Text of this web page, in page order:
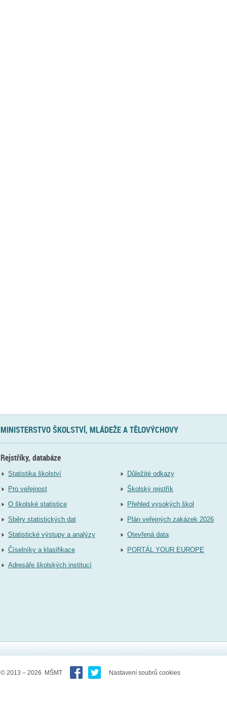
MINISTERSTVO ŠKOLSTVÍ, MLÁDEŽE A TĚLOVÝCHOVY
Rejstříky, databáze
Statistika školství
Pro veřejnost
O školské statistice
Sběry statistických dat
Statistické výstupy a analýzy
Číselníky a klasifikace
Adresáře školských institucí
Důležité odkazy
Školský rejstřík
Přehled vysokých škol
Plán veřejných zakázek 2026
Otevřená data
PORTÁL YOUR EUROPE
© 2013 – 2026 MŠMT Nastavení soubrů cookies